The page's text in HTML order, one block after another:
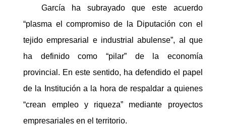
García ha subrayado que este acuerdo
“plasma el compromiso de la Diputación con el
tejido empresarial e industrial abulense”, al que
ha definido como “pilar” de la economía
provincial. En este sentido, ha defendido el papel
de la Institución a la hora de respaldar a quienes
“crean empleo y riqueza” mediante proyectos
empresariales en el territorio.